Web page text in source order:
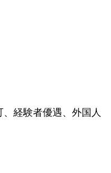
経験者優遇、外国人